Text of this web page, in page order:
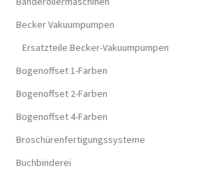
Becker Vakuumpumpen
Ersatzteile Becker-Vakuumpumpen
Bogenoffset 1-Farben
Bogenoffset 2-Farben
Bogenoffset 4-Farben
Broschürenfertigungssysteme
Buchbinderei